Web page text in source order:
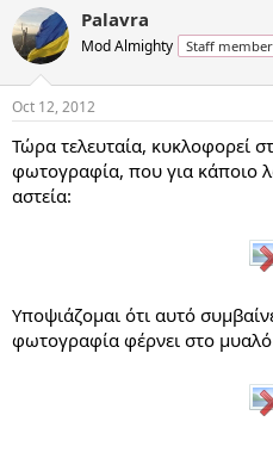
r
e
a
d
s
t
a
t
e
a
t
t
e
Palavra
Mod Almighty Staff member
Oct 12, 2012
Τώρα τελευταία, κυκλοφορεί
φωτογραφία, που για κάποιο
αστεία:
Υποψιάζομαι ότι αυτό
φωτογραφία φέρνει στο μυαλό